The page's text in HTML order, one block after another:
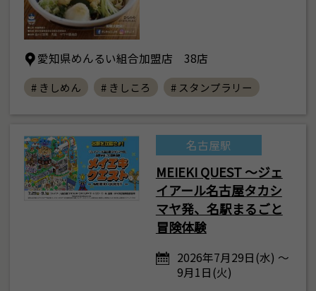
愛知県めんるい組合加盟店 38店
# きしめん # きしころ # スタンプラリー
名古屋駅
MEIEKI QUEST ～ジェ
イアール名古屋タカシ
マヤ発、名駅まるごと
冒険体験
2026年7月29日(水) ～
9月1日(火)